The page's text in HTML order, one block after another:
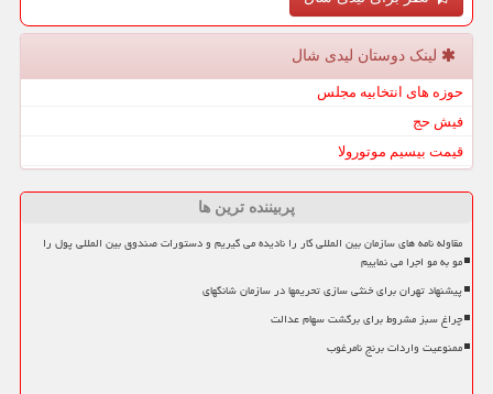
لینک دوستان لیدی شال
حوزه های انتخابیه مجلس
فیش حج
قیمت بیسیم موتورولا
پربیننده ترین ها
مقاوله نامه های سازمان بین المللی کار را نادیده می گیریم و دستورات صندوق بین المللی پول را
مو به مو اجرا می نماییم
پیشنهاد تهران برای خنثی سازی تحریمها در سازمان شانگهای
چراغ سبز مشروط برای برگشت سهام عدالت
ممنوعیت واردات برنج نامرغوب